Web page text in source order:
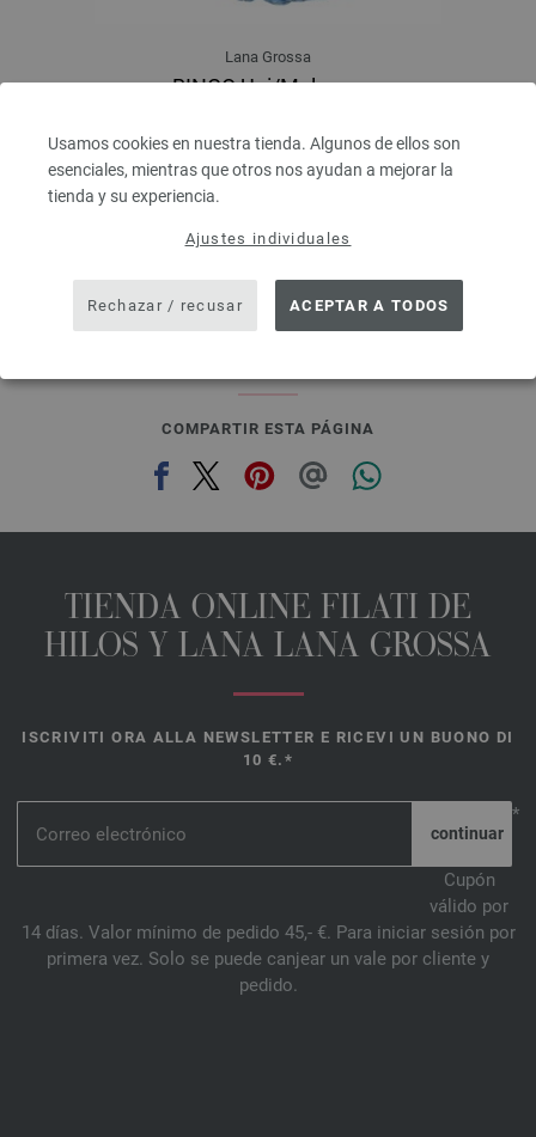
Usamos cookies en nuestra tienda. Algunos de ellos son
esenciales, mientras que otros nos ayudan a mejorar la
tienda y su experiencia.
Ajustes individuales
Rechazar / recusar ACEPTAR A TODOS
Lana Grossa
BINGO Uni/Melange
Longitud: aprox. 80 m / 50 g
Grosor de las agujas: 4,5 - 5,5
3,28 €
IVA no incluido, más gastos de envío, Precio base:
prev next
COMPARTIR ESTA PÁGINA
TIENDA ONLINE FILATI DE
HILOS Y LANA LANA GROSSA
ISCRIVITI ORA ALLA NEWSLETTER E RICEVI UN BUONO DI
10 €.*
*
Cupón
válido por
14 días. Valor mínimo de pedido 45,- €. Para iniciar sesión por
primera vez. Solo se puede canjear un vale por cliente y
pedido.